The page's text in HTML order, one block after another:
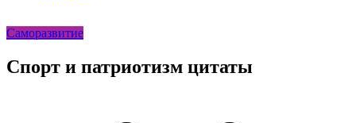
Саморазвитие
Спорт и патриотизм цитаты